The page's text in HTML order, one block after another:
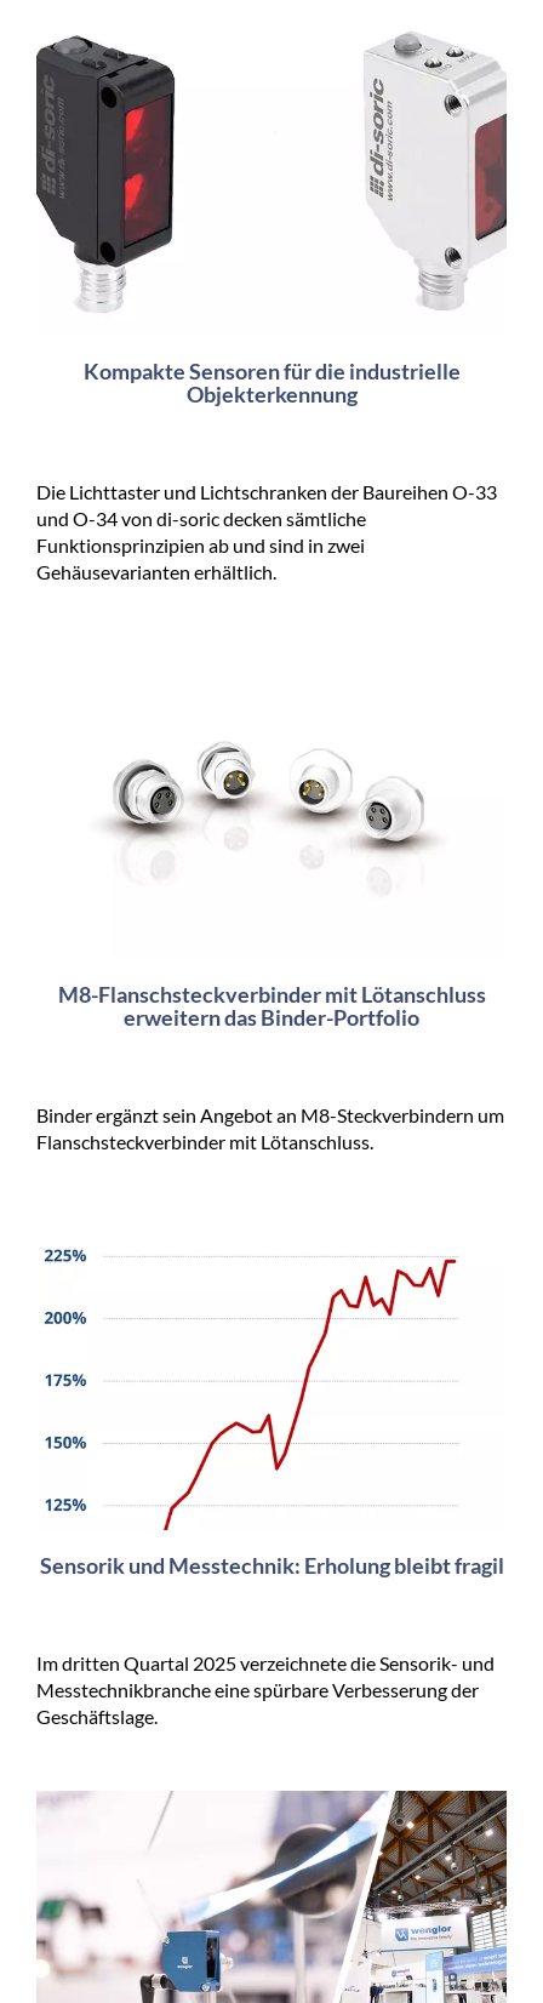
Kompakte Sensoren für die industrielle
Objekterkennung
Die Lichttaster und Lichtschranken der Baureihen O-33
und O-34 von di-soric decken sämtliche
Funktionsprinzipien ab und sind in zwei
Gehäusevarianten erhältlich.
M8-Flanschsteckverbinder mit Lötanschluss
erweitern das Binder-Portfolio
Binder ergänzt sein Angebot an M8-Steckverbindern um
Flanschsteckverbinder mit Lötanschluss.
Sensorik und Messtechnik: Erholung bleibt fragil
Im dritten Quartal 2025 verzeichnete die Sensorik- und
Messtechnikbranche eine spürbare Verbesserung der
Geschäftslage.